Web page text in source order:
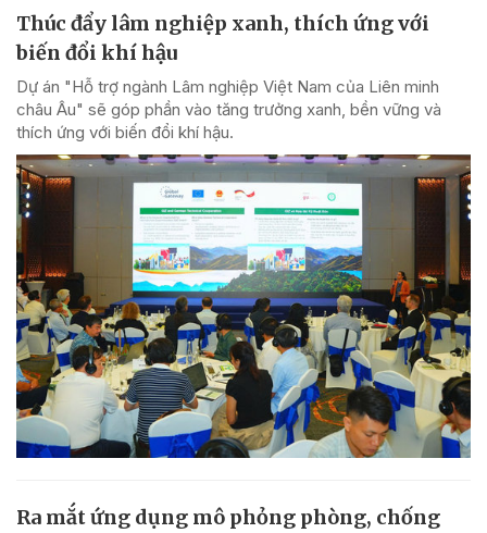
Thúc đẩy lâm nghiệp xanh, thích ứng với
biến đổi khí hậu
Dự án "Hỗ trợ ngành Lâm nghiệp Việt Nam của Liên minh
châu Âu" sẽ góp phần vào tăng trưởng xanh, bền vững và
thích ứng với biến đổi khí hậu.
Ra mắt ứng dụng mô phỏng phòng, chống